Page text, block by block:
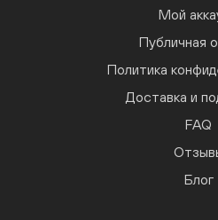
Мой
Публичная
Политика
Доставка и
FAQ
Блог